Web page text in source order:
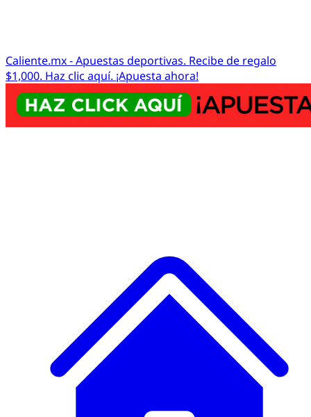
Caliente.mx - Apuestas deportivas. Recibe de regalo
$1,000. Haz clic aquí. ¡Apuesta ahora!